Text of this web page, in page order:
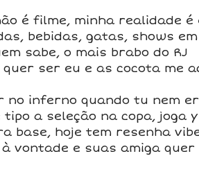
é filme, minha realidade é
bebidas, gatas, shows
sabe, o mais brabo do RJ
quer ser eu e as cocota me
no inferno quando tu nem
tipo a seleção na copa, joga
base, hoje tem resenha
à vontade e suas amiga quer